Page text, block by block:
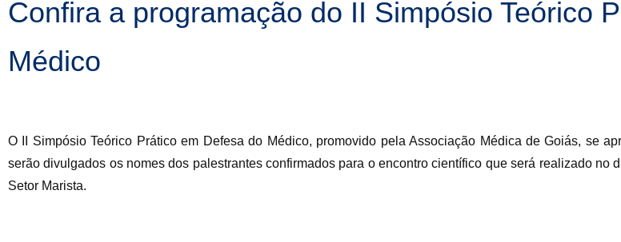
Confira a programação do II Simpósio Teórico
Médico
O II Simpósio Teórico Prático em Defesa do Médico, promovido pela Associação Médica de Goiás, se
serão divulgados os nomes dos palestrantes confirmados para o encontro científico que será realizado no
Setor Marista.